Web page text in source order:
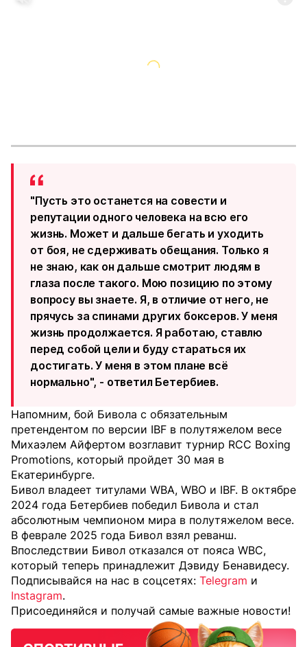
"Пусть это останется на совести и
репутации одного человека на всю его
жизнь. Может и дальше бегать и уходить
от боя, не сдерживать обещания. Только я
не знаю, как он дальше смотрит людям в
глаза после такого. Мою позицию по этому
вопросу вы знаете. Я, в отличие от него, не
прячусь за спинами других боксеров. У меня
жизнь продолжается. Я работаю, ставлю
перед собой цели и буду стараться их
достигать. У меня в этом плане всё
нормально", - ответил Бетербиев.
Напомним, бой Бивола с обязательным
претендентом по версии IBF в полутяжелом весе
Михаэлем Айфертом возглавит турнир RCC Boxing
Promotions, который пройдет 30 мая в
Екатеринбурге.
Бивол владеет титулами WBA, WBO и IBF. В октябре
2024 года Бетербиев победил Бивола и стал
абсолютным чемпионом мира в полутяжелом весе.
В феврале 2025 года Бивол взял реванш.
Впоследствии Бивол отказался от пояса WBC,
который теперь принадлежит Дэвиду Бенавидесу.
Подписывайся на нас в соцсетях: Telegram и
Instagram.
Присоединяйся и получай самые важные новости!